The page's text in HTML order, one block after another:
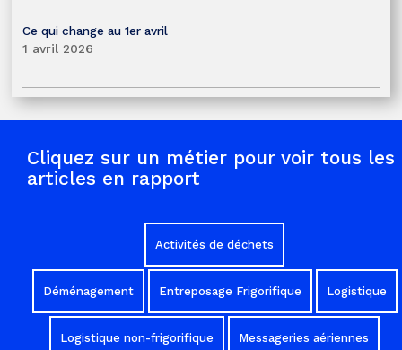
Ce qui change au 1er avril
1 avril 2026
Cliquez sur un métier pour voir tous les
articles en rapport
Activités de déchets
Déménagement Entreposage Frigorifique Logistique
Logistique non-frigorifique Messageries aériennes